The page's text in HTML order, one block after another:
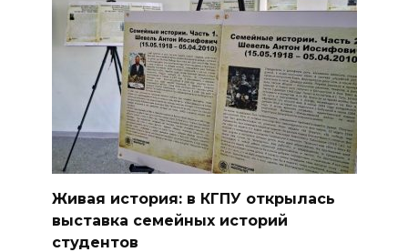
Живая история: в КГПУ открылась
выставка семейных историй
студентов